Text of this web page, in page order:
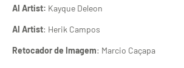
AI Artist: Kayque Deleon
AI Artist: Herik Campos
Retocador de Imagem: Marcio Caçapa